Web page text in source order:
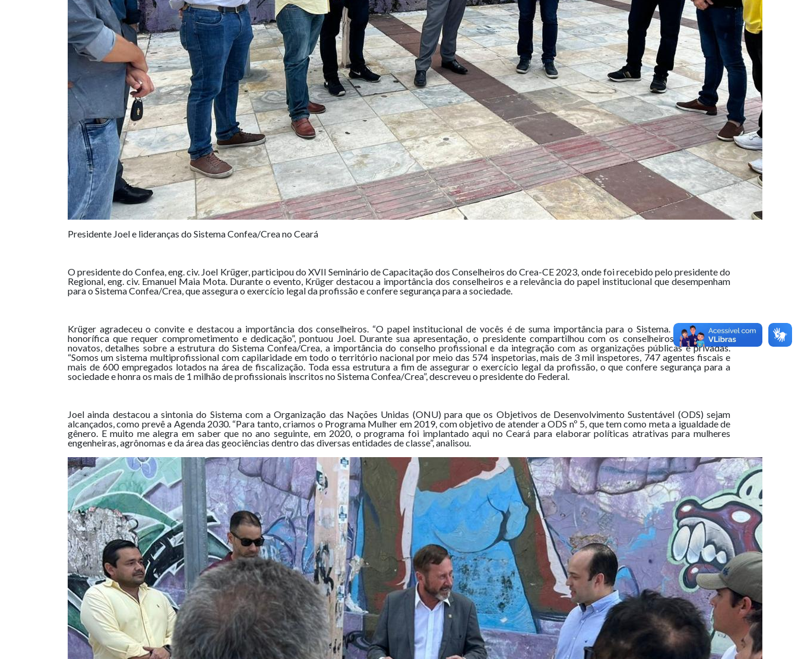
Presidente Joel e lideranças do Sistema Confea/Crea no Ceará
O presidente do Confea, eng. civ. Joel Krüger, participou do XVII Seminário de Capacitação dos Conselheiros do Crea-CE 2023, onde foi recebido pelo presidente do
Regional, eng. civ. Emanuel Maia Mota. Durante o evento, Krüger destacou a importância dos conselheiros e a relevância do papel institucional que desempenham
para o Sistema Confea/Crea, que assegura o exercício legal da profissão e confere segurança para a sociedade.
Krüger agradeceu o convite e destacou a importância dos conselheiros. “O papel institucional de vocês é de suma importância para o Sistema. É uma função
honorífica que requer comprometimento e dedicação”, pontuou Joel. Durante sua apresentação, o presidente compartilhou com os conselheiros, alguns deles
novatos, detalhes sobre a estrutura do Sistema Confea/Crea, a importância do conselho profissional e da integração com as organizações públicas e privadas.
“Somos um sistema multiprofissional com capilaridade em todo o território nacional por meio das 574 inspetorias, mais de 3 mil inspetores, 747 agentes fiscais e
mais de 600 empregados lotados na área de fiscalização. Toda essa estrutura a fim de assegurar o exercício legal da profissão, o que confere segurança para a
sociedade e honra os mais de 1 milhão de profissionais inscritos no Sistema Confea/Crea”, descreveu o presidente do Federal.
Joel ainda destacou a sintonia do Sistema com a Organização das Nações Unidas (ONU) para que os Objetivos de Desenvolvimento Sustentável (ODS) sejam
alcançados, como prevê a Agenda 2030. “Para tanto, criamos o Programa Mulher em 2019, com objetivo de atender a ODS nº 5, que tem como meta a igualdade de
gênero. E muito me alegra em saber que no ano seguinte, em 2020, o programa foi implantado aqui no Ceará para elaborar políticas atrativas para mulheres
engenheiras, agrônomas e da área das geociências dentro das diversas entidades de classe”, analisou.